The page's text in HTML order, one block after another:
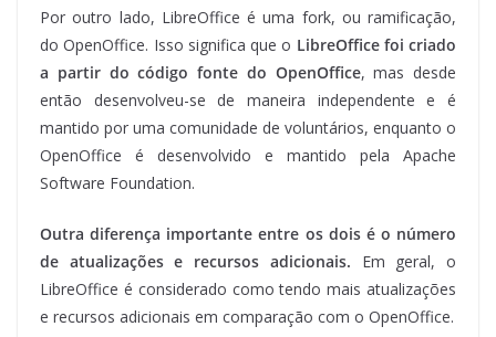
Por outro lado, LibreOffice é uma fork, ou ramificação,
do OpenOffice. Isso significa que o LibreOffice foi criado
a partir do código fonte do OpenOffice, mas desde
então desenvolveu-se de maneira independente e é
mantido por uma comunidade de voluntários, enquanto o
OpenOffice é desenvolvido e mantido pela Apache
Software Foundation.
Outra diferença importante entre os dois é o número
de atualizações e recursos adicionais. Em geral, o
LibreOffice é considerado como tendo mais atualizações
e recursos adicionais em comparação com o OpenOffice.